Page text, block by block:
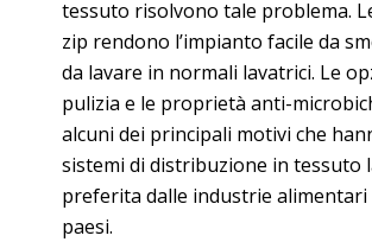
tessuto risolvono tale problema.
zip rendono l’impianto facile da
da lavare in normali lavatrici. Le
pulizia e le proprietà anti-
alcuni dei principali motivi che
sistemi di distribuzione in tessuto
preferita dalle industrie
paesi.